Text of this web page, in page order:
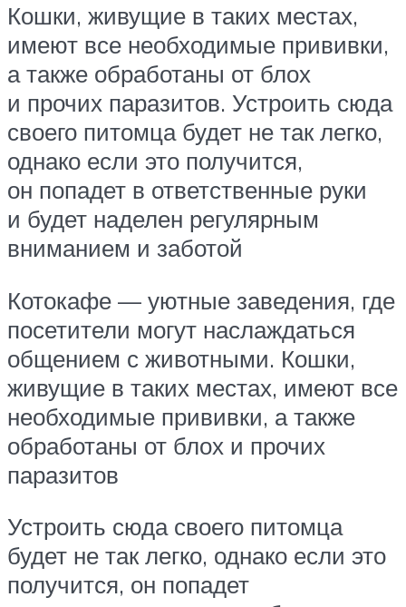
Кошки, живущие в таких местах,
имеют все необходимые прививки,
а также обработаны от блох
и прочих паразитов. Устроить сюда
своего питомца будет не так легко,
однако если это получится,
он попадет в ответственные руки
и будет наделен регулярным
вниманием и заботой
Котокафе — уютные заведения, где
посетители могут наслаждаться
общением с животными. Кошки,
живущие в таких местах, имеют все
необходимые прививки, а также
обработаны от блох и прочих
паразитов
Устроить сюда своего питомца
будет не так легко, однако если это
получится, он попадет